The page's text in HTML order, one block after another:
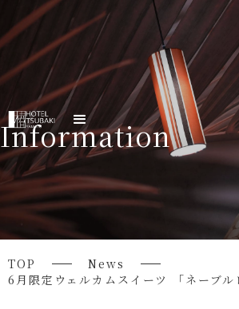
Information
TOP
News
6月限定ウェルカムスイーツ 「ネーブル